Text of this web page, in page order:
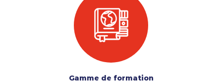
Gamme de formation